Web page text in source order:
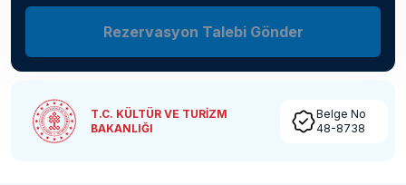
Rezervasyon Talebi Gönder
T.C. KÜLTÜR VE TURİZM
BAKANLIĞI
Belge No
48-8738